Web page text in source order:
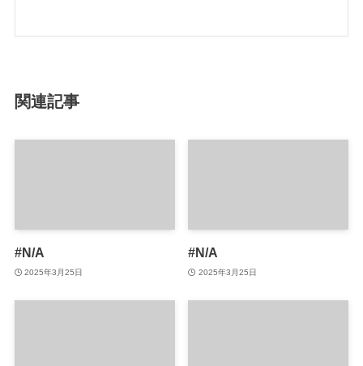
関連記事
#N/A
2025年3月25日
#N/A
2025年3月25日